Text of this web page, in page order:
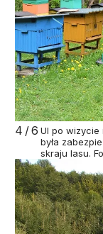
4/6 Ul po wizycie
była
skraju lasu.